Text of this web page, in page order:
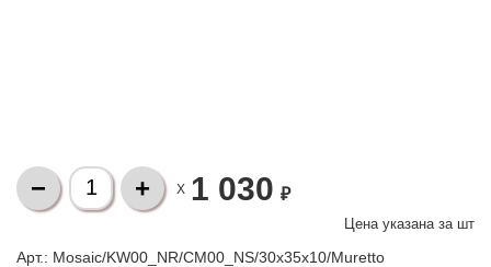
X 1 030 ₽
Цена указана за шт
Арт.: Mosaic/KW00_NR/CM00_NS/30x35x10/Muretto